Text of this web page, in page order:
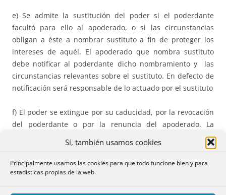
Sí, también usamos cookies
Principalmente usamos las cookies para que todo funcione bien y para
estadísticas propias de la web.
e) Se admite la sustitución del poder si el poderdante
facultó para ello al apoderado, o si las circunstancias
obligan a éste a nombrar sustituto a fin de proteger los
intereses de aquél. El apoderado que nombra sustituto
debe notificar al poderdante dicho nombramiento y las
circunstancias relevantes sobre el sustituto. En defecto de
notificación será responsable de lo actuado por el sustituto
f) El poder se extingue por su caducidad, por la revocación
del poderdante o por la renuncia del apoderado. La
revocación y la renuncia pueden hacerse en cualquier
tiempo, siendo nulos los pactos que limiten estas
facultades. También se extingue por muerte, incapacidad
o ausencia de cualquiera de ellos.